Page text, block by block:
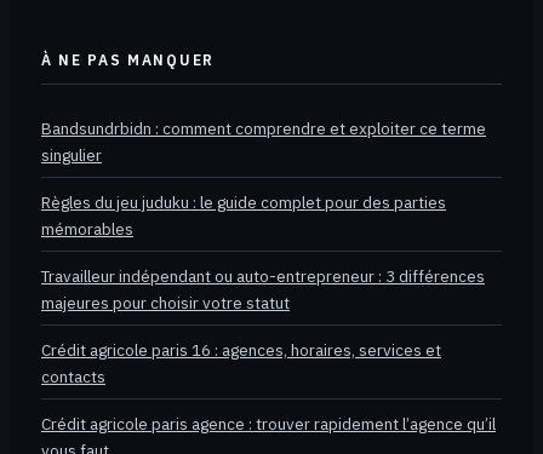
À NE PAS MANQUER
Bandsundrbidn : comment comprendre et exploiter ce terme
singulier
Règles du jeu juduku : le guide complet pour des parties
mémorables
Travailleur indépendant ou auto-entrepreneur : 3 différences
majeures pour choisir votre statut
Crédit agricole paris 16 : agences, horaires, services et
contacts
Crédit agricole paris agence : trouver rapidement l’agence qu’il